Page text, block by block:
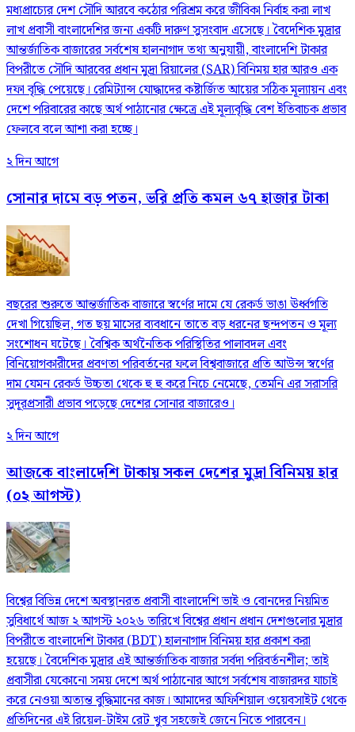
মধ্যপ্রাচ্যের দেশ সৌদি আরবে কঠোর পরিশ্রম করে জীবিকা নির্বাহ করা লাখ
লাখ প্রবাসী বাংলাদেশির জন্য একটি দারুণ সুসংবাদ এসেছে। বৈদেশিক মুদ্রার
আন্তর্জাতিক বাজারের সর্বশেষ হালনাগাদ তথ্য অনুযায়ী, বাংলাদেশি টাকার
বিপরীতে সৌদি আরবের প্রধান মুদ্রা রিয়ালের (SAR) বিনিময় হার আরও এক
দফা বৃদ্ধি পেয়েছে। রেমিট্যান্স যোদ্ধাদের কষ্টার্জিত আয়ের সঠিক মূল্যায়ন এবং
দেশে পরিবারের কাছে অর্থ পাঠানোর ক্ষেত্রে এই মূল্যবৃদ্ধি বেশ ইতিবাচক প্রভাব
ফেলবে বলে আশা করা হচ্ছে।
২ দিন আগে
সোনার দামে বড় পতন, ভরি প্রতি কমল ৬৭ হাজার টাকা
বছরের শুরুতে আন্তর্জাতিক বাজারে স্বর্ণের দামে যে রেকর্ড ভাঙা ঊর্ধ্বগতি
দেখা গিয়েছিল, গত ছয় মাসের ব্যবধানে তাতে বড় ধরনের ছন্দপতন ও মূল্য
সংশোধন ঘটেছে। বৈশ্বিক অর্থনৈতিক পরিস্থিতির পালাবদল এবং
বিনিয়োগকারীদের প্রবণতা পরিবর্তনের ফলে বিশ্ববাজারে প্রতি আউন্স স্বর্ণের
দাম যেমন রেকর্ড উচ্চতা থেকে হু হু করে নিচে নেমেছে, তেমনি এর সরাসরি
সুদূরপ্রসারী প্রভাব পড়েছে দেশের সোনার বাজারেও।
২ দিন আগে
আজকে বাংলাদেশি টাকায় সকল দেশের মুদ্রা বিনিময় হার
(০২ আগস্ট)
বিশ্বের বিভিন্ন দেশে অবস্থানরত প্রবাসী বাংলাদেশি ভাই ও বোনদের নিয়মিত
সুবিধার্থে আজ ২ আগস্ট ২০২৬ তারিখে বিশ্বের প্রধান প্রধান দেশগুলোর মুদ্রার
বিপরীতে বাংলাদেশি টাকার (BDT) হালনাগাদ বিনিময় হার প্রকাশ করা
হয়েছে। বৈদেশিক মুদ্রার এই আন্তর্জাতিক বাজার সর্বদা পরিবর্তনশীল; তাই
প্রবাসীরা যেকোনো সময় দেশে অর্থ পাঠানোর আগে সর্বশেষ বাজারদর যাচাই
করে নেওয়া অত্যন্ত বুদ্ধিমানের কাজ। আমাদের অফিশিয়াল ওয়েবসাইট থেকে
প্রতিদিনের এই রিয়েল-টাইম রেট খুব সহজেই জেনে নিতে পারবেন।